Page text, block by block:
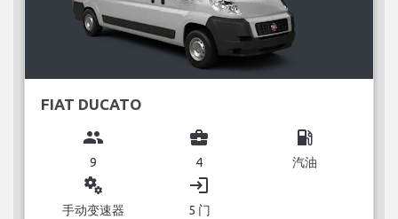
FIAT DUCATO
group
9
business_center
4
local_gas_station
汽油
miscellaneous_services
手动变速器
login
5 门